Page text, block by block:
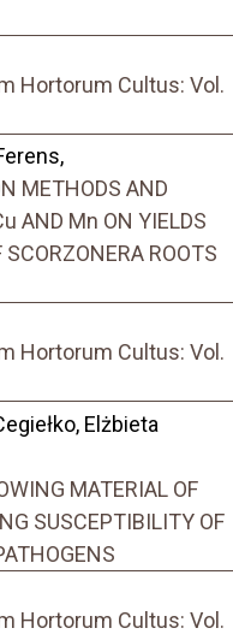
Hortorum Cultus: Vol.
METHODS AND
AND Mn ON YIELDS
ROOTS
Hortorum Cultus: Vol.
Elżbieta
MATERIAL OF
SUSCEPTIBILITY OF
Hortorum Cultus: Vol.